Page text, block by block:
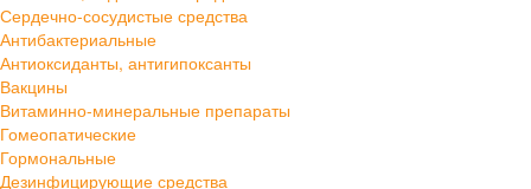
Сердечно-сосудистые средства
Антибактериальные
Антиоксиданты, антигипоксанты
Вакцины
Витаминно-минеральные препараты
Гомеопатические
Гормональные
Дезинфицирующие средства